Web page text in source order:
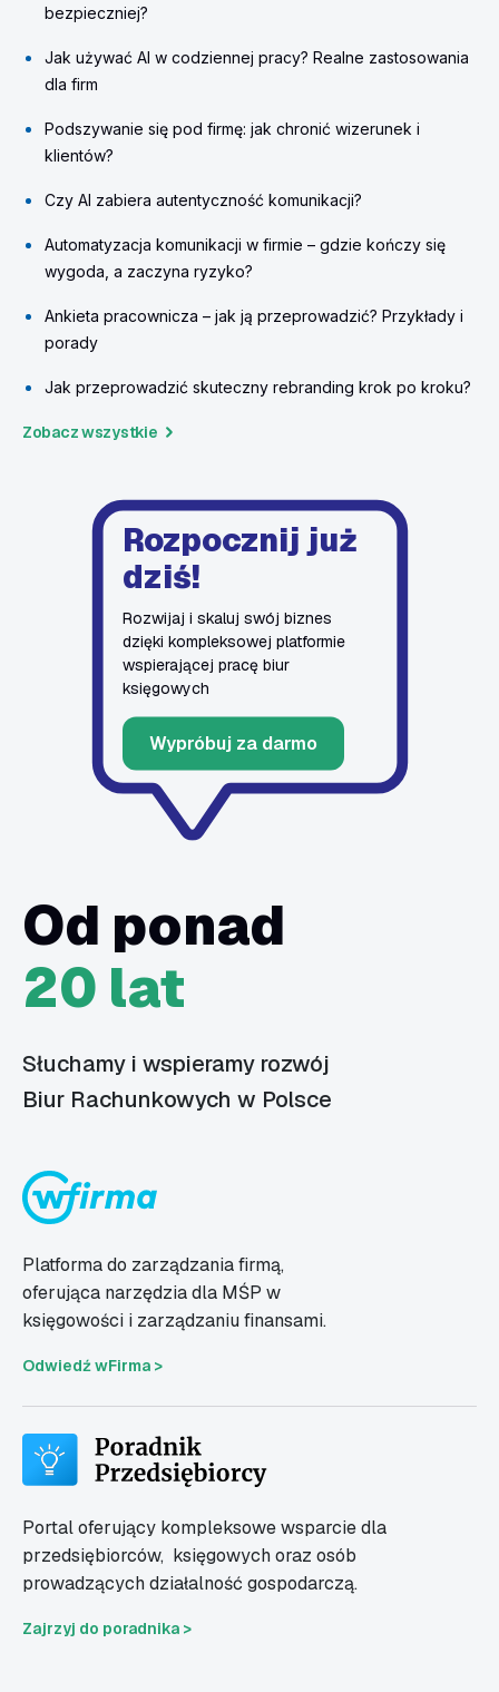
bezpieczniej?
Jak używać AI w codziennej pracy? Realne zastosowania
dla firm
Podszywanie się pod firmę: jak chronić wizerunek i
klientów?
Czy AI zabiera autentyczność komunikacji?
Automatyzacja komunikacji w firmie – gdzie kończy się
wygoda, a zaczyna ryzyko?
Ankieta pracownicza – jak ją przeprowadzić? Przykłady i
porady
Jak przeprowadzić skuteczny rebranding krok po kroku?
Zobacz wszystkie
Rozpocznij już
dziś!
Rozwijaj i skaluj swój biznes
dzięki kompleksowej platformie
wspierającej pracę biur
księgowych
Wypróbuj za darmo
Od ponad
20 lat
Słuchamy i wspieramy rozwój
Biur Rachunkowych w Polsce
Platforma do zarządzania firmą,
oferująca narzędzia dla MŚP w
księgowości i zarządzaniu finansami.
Odwiedź wFirma >
Portal oferujący kompleksowe wsparcie dla
przedsiębiorców, księgowych oraz osób
prowadzących działalność gospodarczą.
Zajrzyj do poradnika >